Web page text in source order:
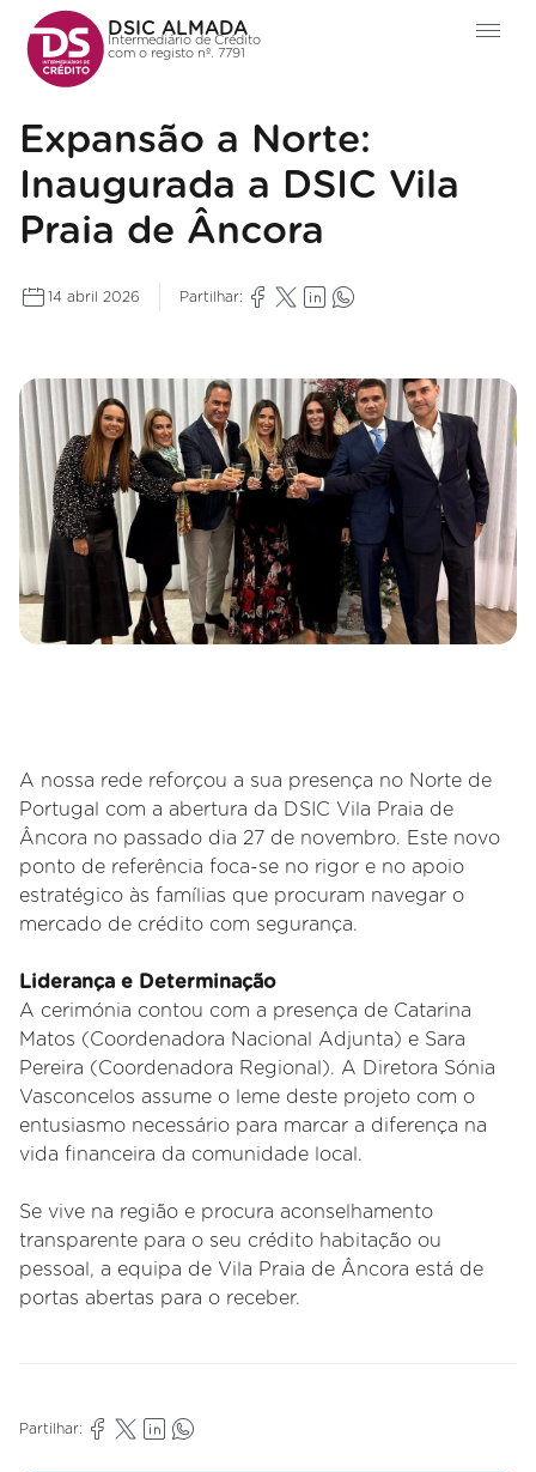
DSIC ALMADA
Intermediário de Crédito
com o registo nº. 7791
Expansão a Norte:
Inaugurada a DSIC Vila
Praia de Âncora
14 abril 2026 Partilhar:
A nossa rede reforçou a sua presença no Norte de
Portugal com a abertura da DSIC Vila Praia de
Âncora no passado dia 27 de novembro. Este novo
ponto de referência foca-se no rigor e no apoio
estratégico às famílias que procuram navegar o
mercado de crédito com segurança.
Liderança e Determinação
A cerimónia contou com a presença de Catarina
Matos (Coordenadora Nacional Adjunta) e Sara
Pereira (Coordenadora Regional). A Diretora Sónia
Vasconcelos assume o leme deste projeto com o
entusiasmo necessário para marcar a diferença na
vida financeira da comunidade local.
Se vive na região e procura aconselhamento
transparente para o seu crédito habitação ou
pessoal, a equipa de Vila Praia de Âncora está de
portas abertas para o receber.
Partilhar: